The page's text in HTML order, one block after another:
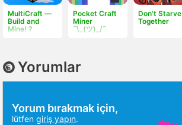
MultiCraft ―
Build and
Mine! ?
Pocket Craft
Miner
¯\_(ツ)_/¯
Don't Starve
Together
Yorumlar
Yorum bırakmak için,
lütfen giriş yapın.